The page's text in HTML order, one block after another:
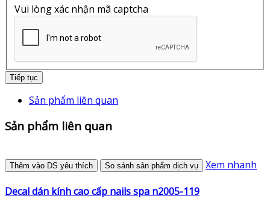
Vui lòng xác nhận mã captcha
Tiếp tục
Sản phẩm liên quan
Sản phẩm liên quan
Thêm vào DS yêu thích So sánh sản phẩm dịch vụ Xem nhanh
Decal dán kính cao cấp nails spa n2005-119